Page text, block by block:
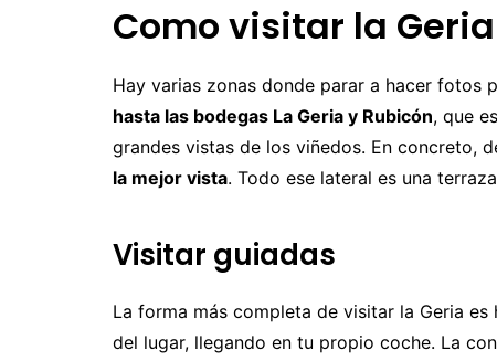
Como visitar la Geria
Hay varias zonas donde parar a hacer fotos
hasta las bodegas La Geria y Rubicón, que
grandes vistas de los viñedos. En concreto,
la mejor vista. Todo ese lateral es una
Visitar guiadas
La forma más completa de visitar la Geria es
del lugar, llegando en tu propio coche. La